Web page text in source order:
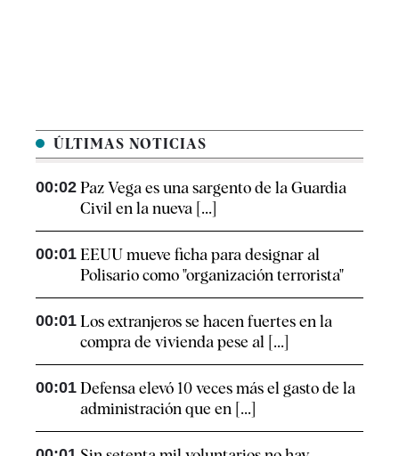
ÚLTIMAS NOTICIAS
00:02 Paz Vega es una sargento de la Guardia
Civil en la nueva [...]
00:01 EEUU mueve ficha para designar al
Polisario como "organización terrorista"
00:01 Los extranjeros se hacen fuertes en la
compra de vivienda pese al [...]
00:01 Defensa elevó 10 veces más el gasto de la
administración que en [...]